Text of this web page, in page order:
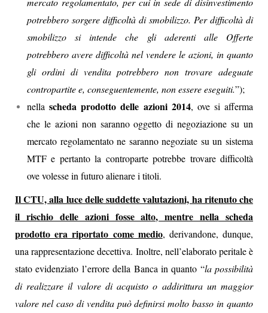
potrebbero sorgere difficoltà di smobilizzo. Per difficoltà di
smobilizzo si intende che gli aderenti alle Offerte
potrebbero avere difficoltà nel vendere le azioni, in quanto
gli ordini di vendita potrebbero non trovare adeguate
contropartite e, conseguentemente, non essere eseguiti.”);
nellascheda prodotto delle azioni 2014, ove si afferma
che le azioni non saranno oggetto di negoziazione su un
mercato regolamentato ne saranno negoziate su un sistema
MTF e pertanto la controparte potrebbe trovare difficoltà
ove volesse in futuro alienare i titoli.
Il CTU, alla luce delle suddette valutazioni, ha ritenuto che
il rischio delle azioni fosse alto, mentre nella scheda
prodotto era riportato come medio, derivandone, dunque,
una rappresentazione decettiva. Inoltre, nell’elaborato peritale è
stato evidenziato l’errore della Banca in quanto “la possibilità
di realizzare il valore di acquisto o addirittura un maggior
valore nel caso di vendita può definirsi molto basso in quanto